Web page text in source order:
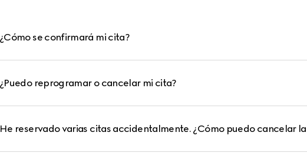
¿Cómo se confirmará mi cita?
¿Puedo reprogramar o cancelar mi cita?
He reservado varias citas accidentalmente. ¿Cómo puedo cancelar